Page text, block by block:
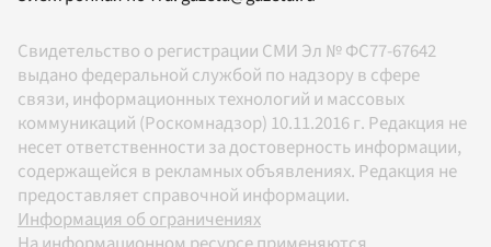
Свидетельство о регистрации СМИ Эл № ФС77-67642
выдано федеральной службой по надзору в сфере
связи, информационных технологий и массовых
коммуникаций (Роскомнадзор) 10.11.2016 г. Редакция не
несет ответственности за достоверность информации,
содержащейся в рекламных объявлениях. Редакция не
предоставляет справочной информации.
Информация об ограничениях